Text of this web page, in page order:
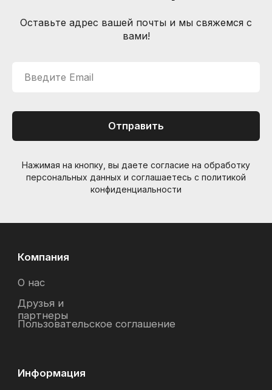
Оставьте адрес вашей почты и мы свяжемся с
вами!
Введите Email
Отправить
Нажимая на кнопку, вы даете согласие на обработку
персональных данных и соглашаетесь c политикой
конфиденциальности
nevemusicshop@gmail.com